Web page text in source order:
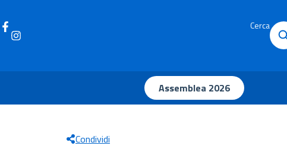
Cerca
Assemblea 2026
Condividi